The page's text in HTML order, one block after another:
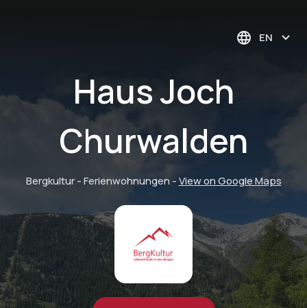
EN
Haus Joch
Churwalden
Bergkultur - Ferienwohnungen -View on Google Maps